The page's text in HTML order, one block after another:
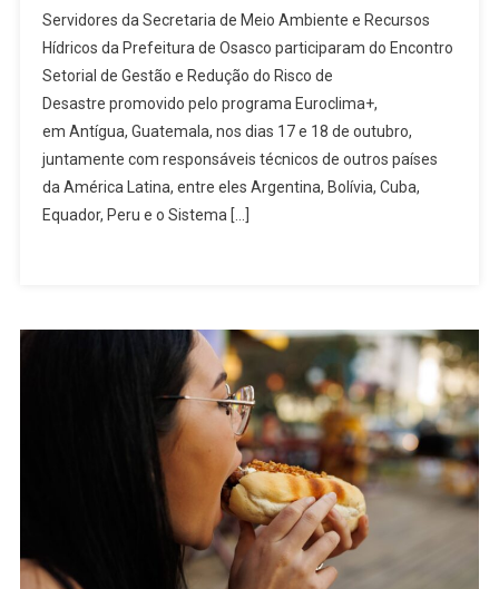
Participa
Do
Programa
Euroclima+
Na
Guatemala
Servidores da Secretaria de Meio Ambiente e Recursos
Hídricos da Prefeitura de Osasco participaram do Encontro
Setorial de Gestão e Redução do Risco de
Desastre promovido pelo programa Euroclima+,
em Antígua, Guatemala, nos dias 17 e 18 de outubro,
juntamente com responsáveis técnicos de outros países
da América Latina, entre eles Argentina, Bolívia, Cuba,
Equador, Peru e o Sistema […]